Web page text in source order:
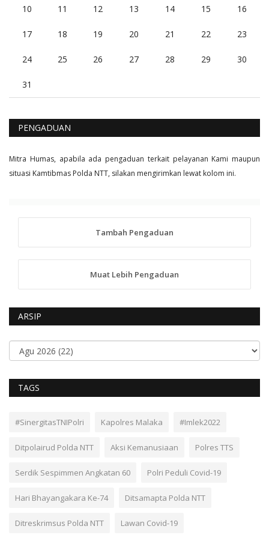
10 11 12 13 14 15 16
17 18 19 20 21 22 23
24 25 26 27 28 29 30
31
PENGADUAN
Mitra Humas, apabila ada pengaduan terkait pelayanan Kami maupun
situasi Kamtibmas Polda NTT, silakan mengirimkan lewat kolom ini.
Tambah Pengaduan
Muat Lebih Pengaduan
ARSIP
TAGS
#SinergitasTNIPolri Kapolres Malaka #Imlek2022
Ditpolairud Polda NTT Aksi Kemanusiaan Polres TTS
Serdik Sespimmen Angkatan 60 Polri Peduli Covid-19
Hari Bhayangakara Ke-74 Ditsamapta Polda NTT
Ditreskrimsus Polda NTT Lawan Covid-19